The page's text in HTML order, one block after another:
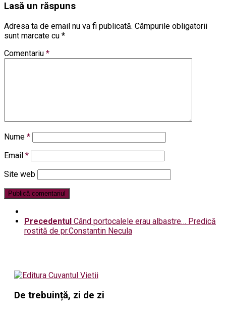
Lasă un răspuns
Adresa ta de email nu va fi publicată. Câmpurile obligatorii
sunt marcate cu *
Comentariu *
Nume *
Email *
Site web
Precedentul Când portocalele erau albastre… Predică
rostită de pr.Constantin Necula
De trebuință, zi de zi